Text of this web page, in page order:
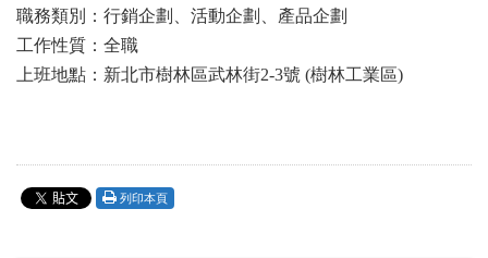
職務類別：行銷企劃、活動企劃、產品企劃
工作性質：全職
上班地點：新北市樹林區武林街2-3號 (樹林工業區)
列印本頁